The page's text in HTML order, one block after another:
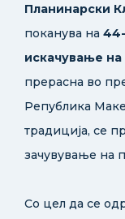
Планинарски
поканува на
искачување на
прерасна во
Република
традиција, се
зачувување на
Со цел да се